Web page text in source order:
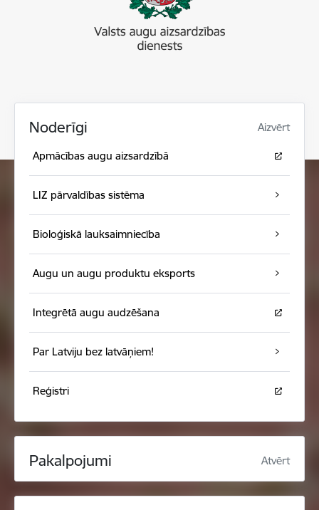
Noderīgi Aizvērt
Apmācības augu aizsardzībā
LIZ pārvaldības sistēma
Bioloģiskā lauksaimniecība
Augu un augu produktu eksports
Integrētā augu audzēšana
Par Latviju bez latvāņiem!
Reģistri
Pakalpojumi Atvērt